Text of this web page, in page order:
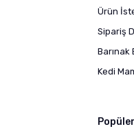
Ürün
Sipariş
Barınak
Kedi